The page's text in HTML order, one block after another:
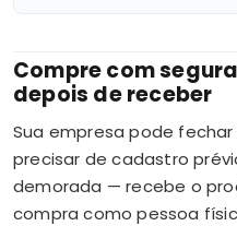
Compre com
depois de receber
Sua empresa pode fechar
precisar de cadastro
demorada — recebe o
compra como pessoa